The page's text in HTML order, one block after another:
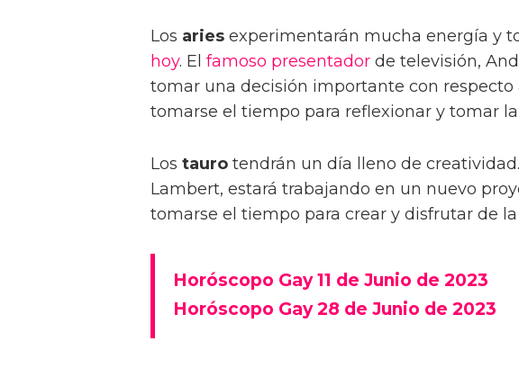
Los aries experimentarán mucha energía y
hoy. El famoso presentador de televisión,
tomar una decisión importante con respecto
tomarse el tiempo para reflexionar y tomar
Los tauro tendrán un día lleno de creatividad.
Lambert, estará trabajando en un nuevo
tomarse el tiempo para crear y disfrutar de
Horóscopo Gay 11 de Junio de 2023
Horóscopo Gay 28 de Junio de 2023